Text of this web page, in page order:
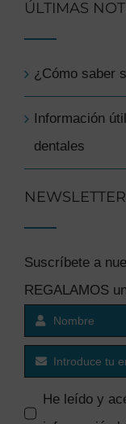
ÚLTIMAS
¿Cómo saber
Información
dentales
NEWSLETTER
Suscríbete a
REGALAMOS
He leído y